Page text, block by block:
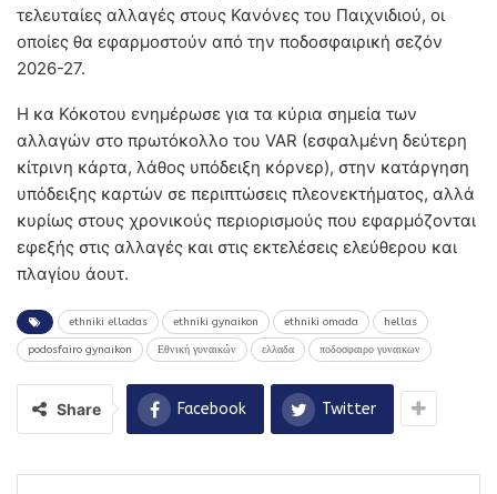
τελευταίες αλλαγές στους Κανόνες του Παιχνιδιού, οι
οποίες θα εφαρμοστούν από την ποδοσφαιρική σεζόν
2026-27.
Η κα Κόκοτου ενημέρωσε για τα κύρια σημεία των
αλλαγών στο πρωτόκολλο του VAR (εσφαλμένη δεύτερη
κίτρινη κάρτα, λάθος υπόδειξη κόρνερ), στην κατάργηση
υπόδειξης καρτών σε περιπτώσεις πλεονεκτήματος, αλλά
κυρίως στους χρονικούς περιορισμούς που εφαρμόζονται
εφεξής στις αλλαγές και στις εκτελέσεις ελεύθερου και
πλαγίου άουτ.
ethniki elladas ethniki gynaikon ethniki omada hellas
podosfairo gynaikon Εθνική γυναικών ελλαδα ποδοσφαιρο γυναικων
Share Facebook Twitter